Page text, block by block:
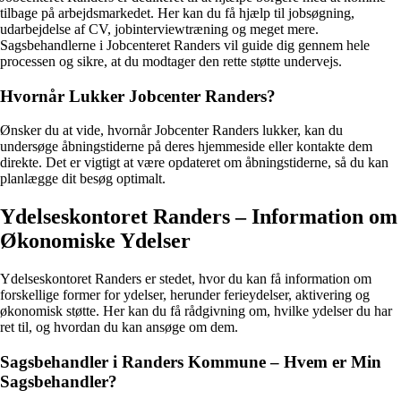
tilbage på arbejdsmarkedet. Her kan du få hjælp til jobsøgning,
udarbejdelse af CV, jobinterviewtræning og meget mere.
Sagsbehandlerne i Jobcenteret Randers vil guide dig gennem hele
processen og sikre, at du modtager den rette støtte undervejs.
Hvornår Lukker Jobcenter Randers?
Ønsker du at vide, hvornår Jobcenter Randers lukker, kan du
undersøge åbningstiderne på deres hjemmeside eller kontakte dem
direkte. Det er vigtigt at være opdateret om åbningstiderne, så du kan
planlægge dit besøg optimalt.
Ydelseskontoret Randers – Information om
Økonomiske Ydelser
Ydelseskontoret Randers er stedet, hvor du kan få information om
forskellige former for ydelser, herunder ferieydelser, aktivering og
økonomisk støtte. Her kan du få rådgivning om, hvilke ydelser du har
ret til, og hvordan du kan ansøge om dem.
Sagsbehandler i Randers Kommune – Hvem er Min
Sagsbehandler?